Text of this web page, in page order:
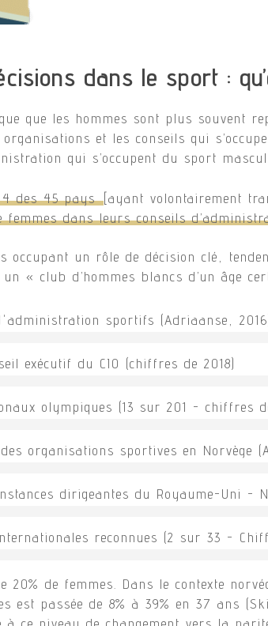
dans le sport :
que les hommes sont plus souvent
et les conseils qui
qui s’occupent du sport
4 des 45 pays[ayant volontairement
dans leurs conseils
un rôle de décision clé,
« club d’hommes blancs d’un âge
sportifs (Adriaanse,
exécutif du CIO (chiffres de 2018)
olympiques (13 sur 201 - chiffres
organisations sportives en Norvège
dirigeantes du Royaume-Uni -
reconnues (2 sur 33 -
de femmes. Dans le contexte
passée de 8% à 39% en 37 ans